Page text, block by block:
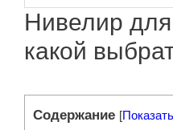
Нивелир
какой
Содержание [Показать